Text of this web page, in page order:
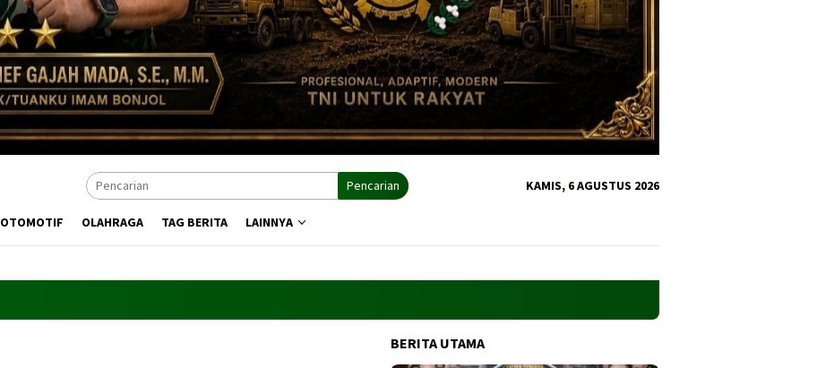
Pencarian KAMIS, 6 AGUSTUS 2026
OTOMOTIF OLAHRAGA TAG BERITA LAINNYA
BERITA UTAMA